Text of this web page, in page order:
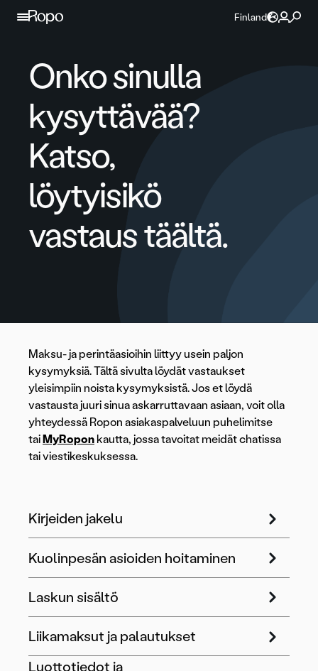
Jatka sisältöön
Finland
Onko sinulla
kysyttävää?
Katso,
löytyisikö
vastaus täältä.
Maksu- ja perintäasioihin liittyy usein paljon
kysymyksiä. Tältä sivulta löydät vastaukset
yleisimpiin noista kysymyksistä. Jos et löydä
vastausta juuri sinua askarruttavaan asiaan, voit olla
yhteydessä Ropon asiakaspalveluun puhelimitse
tai MyRopon kautta, jossa tavoitat meidät chatissa
tai viestikeskuksessa.
Kirjeiden jakelu
Kuolinpesän asioiden hoitaminen
Laskun sisältö
Liikamaksut ja palautukset
Luottotiedot ja